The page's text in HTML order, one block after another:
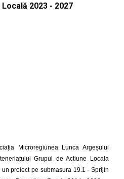
2023 - 2027
Microregiunea Lunca Argeșului
Grupul de Actiune Locala
proiect pe submasura 19.1 - Sprijin